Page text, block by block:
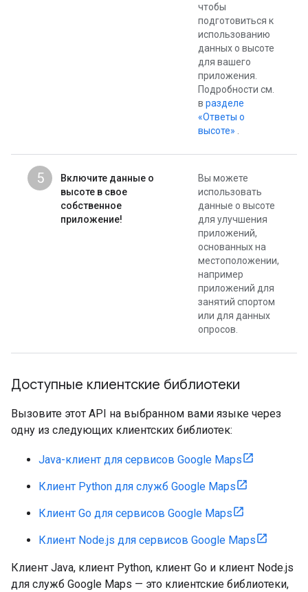
чтобы
подготовиться к
использованию
данных о высоте
для вашего
приложения.
Подробности см.
в разделе
«Ответы о
высоте» .
5
Включите данные о
высоте в свое
собственное
приложение!
Вы можете
использовать
данные о высоте
для улучшения
приложений,
основанных на
местоположении,
например
приложений для
занятий спортом
или для данных
опросов.
Доступные клиентские библиотеки
Вызовите этот API на выбранном вами языке через
одну из следующих клиентских библиотек:
Java-клиент для сервисов Google Maps
Клиент Python для служб Google Maps
Клиент Go для сервисов Google Maps
Клиент Node.js для сервисов Google Maps
Клиент Java, клиент Python, клиент Go и клиент Node.js
для служб Google Maps — это клиентские библиотеки,